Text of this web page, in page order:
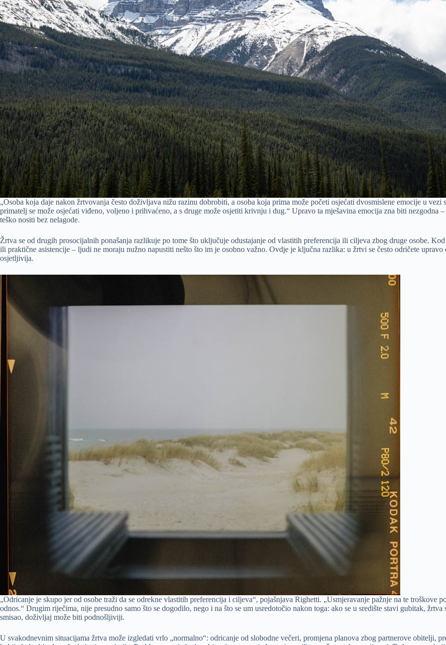
„Osoba koja daje nakon žrtvovanja često doživljava nižu razinu dobrobiti, a osoba koja prima može početi osjećati dvosmislene emocije u vezi
primatelj se može osjećati viđeno, voljeno i prihvaćeno, a s druge može osjetiti krivnju i dug.“ Upravo ta mješavina emocija zna biti nezgodna
teško nositi bez nelagode.
Žrtva se od drugih prosocijalnih ponašanja razlikuje po tome što uključuje odustajanje od vlastitih preferencija ili ciljeva zbog druge osobe.
ili praktične asistencije – ljudi ne moraju nužno napustiti nešto što im je osobno važno. Ovdje je ključna razlika: u žrtvi se često odričete
osjetljivija.
„Odricanje je skupo jer od osobe traži da se odrekne vlastitih preferencija i ciljeva“, pojašnjava Righetti. „Usmjeravanje pažnje na te troškove
odnos.“ Drugim riječima, nije presudno samo što se dogodilo, nego i na što se um usredotočio nakon toga: ako se u središte stavi gubitak,
smisao, doživljaj može biti podnošljiviji.
U svakodnevnim situacijama žrtva može izgledati vrlo „normalno“: odricanje od slobodne večeri, promjena planova zbog partnerove obitelji,